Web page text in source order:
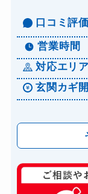
口コミ評価
営業時間
対応エリア
玄関カギ
玄関カギ